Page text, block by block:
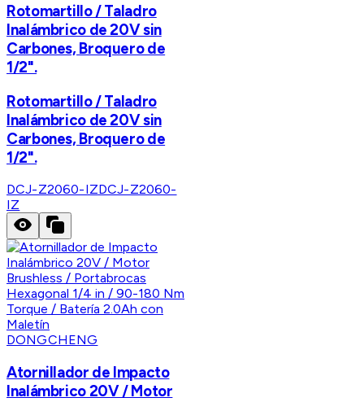
Rotomartillo / Taladro
Inalámbrico de 20V sin
Carbones, Broquero de
1/2".
Rotomartillo / Taladro
Inalámbrico de 20V sin
Carbones, Broquero de
1/2".
DCJ-Z2060-IZDCJ-Z2060-
IZ
DONGCHENG
Atornillador de Impacto
Inalámbrico 20V / Motor